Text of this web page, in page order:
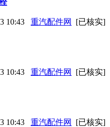
10:43 重汽配件网 [已核实]
10:43 重汽配件网 [已核实]
10:43 重汽配件网 [已核实]